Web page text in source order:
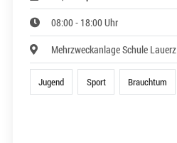
08:00 - 18:00 Uhr
Mehrzweckanlage Schule Lauerz
Jugend Sport Brauchtum